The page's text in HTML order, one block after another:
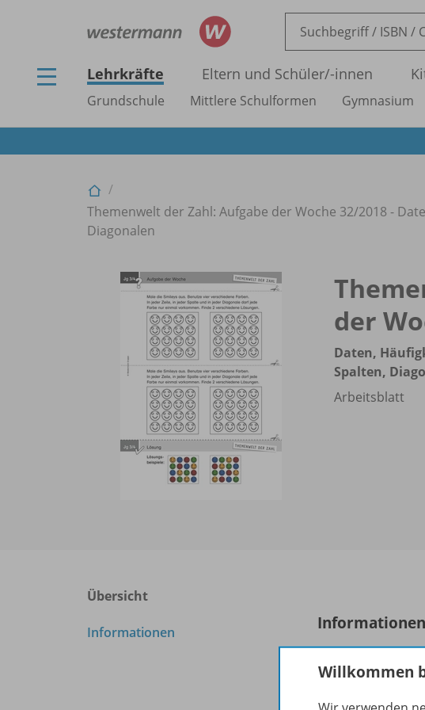
Lehrkräfte Eltern und Schüler/-innen
Grundschule Mittlere Schulformen Gymnasium
Themenwelt der Zahl: Aufgabe der Woche 32/2018 -
Diagonalen
der
Daten,
Spalten,
Arbeitsblatt
Übersicht
Informationen Informationen
Willkommen